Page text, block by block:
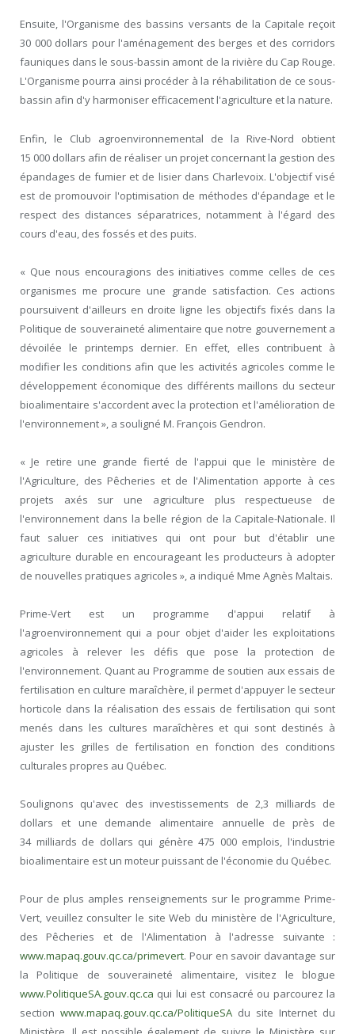
Ensuite, l'Organisme des bassins versants de la Capitale reçoit
30 000 dollars pour l'aménagement des berges et des corridors
fauniques dans le sous-bassin amont de la rivière du Cap Rouge.
L'Organisme pourra ainsi procéder à la réhabilitation de ce sous-
bassin afin d'y harmoniser efficacement l'agriculture et la nature.
Enfin, le Club agroenvironnemental de la Rive-Nord obtient
15 000 dollars afin de réaliser un projet concernant la gestion des
épandages de fumier et de lisier dans Charlevoix. L'objectif visé
est de promouvoir l'optimisation de méthodes d'épandage et le
respect des distances séparatrices, notamment à l'égard des
cours d'eau, des fossés et des puits.
« Que nous encouragions des initiatives comme celles de ces
organismes me procure une grande satisfaction. Ces actions
poursuivent d'ailleurs en droite ligne les objectifs fixés dans la
Politique de souveraineté alimentaire que notre gouvernement a
dévoilée le printemps dernier. En effet, elles contribuent à
modifier les conditions afin que les activités agricoles comme le
développement économique des différents maillons du secteur
bioalimentaire s'accordent avec la protection et l'amélioration de
l'environnement », a souligné M. François Gendron.
« Je retire une grande fierté de l'appui que le ministère de
l'Agriculture, des Pêcheries et de l'Alimentation apporte à ces
projets axés sur une agriculture plus respectueuse de
l'environnement dans la belle région de la Capitale-Nationale. Il
faut saluer ces initiatives qui ont pour but d'établir une
agriculture durable en encourageant les producteurs à adopter
de nouvelles pratiques agricoles », a indiqué Mme Agnès Maltais.
Prime-Vert est un programme d'appui relatif à
l'agroenvironnement qui a pour objet d'aider les exploitations
agricoles à relever les défis que pose la protection de
l'environnement. Quant au Programme de soutien aux essais de
fertilisation en culture maraîchère, il permet d'appuyer le secteur
horticole dans la réalisation des essais de fertilisation qui sont
menés dans les cultures maraîchères et qui sont destinés à
ajuster les grilles de fertilisation en fonction des conditions
culturales propres au Québec.
Soulignons qu'avec des investissements de 2,3 milliards de
dollars et une demande alimentaire annuelle de près de
34 milliards de dollars qui génère 475 000 emplois, l'industrie
bioalimentaire est un moteur puissant de l'économie du Québec.
Pour de plus amples renseignements sur le programme Prime-
Vert, veuillez consulter le site Web du ministère de l'Agriculture,
des Pêcheries et de l'Alimentation à l'adresse suivante :
www.mapaq.gouv.qc.ca/primevert. Pour en savoir davantage sur
la Politique de souveraineté alimentaire, visitez le blogue
www.PolitiqueSA.gouv.qc.ca qui lui est consacré ou parcourez la
section www.mapaq.gouv.qc.ca/PolitiqueSA du site Internet du